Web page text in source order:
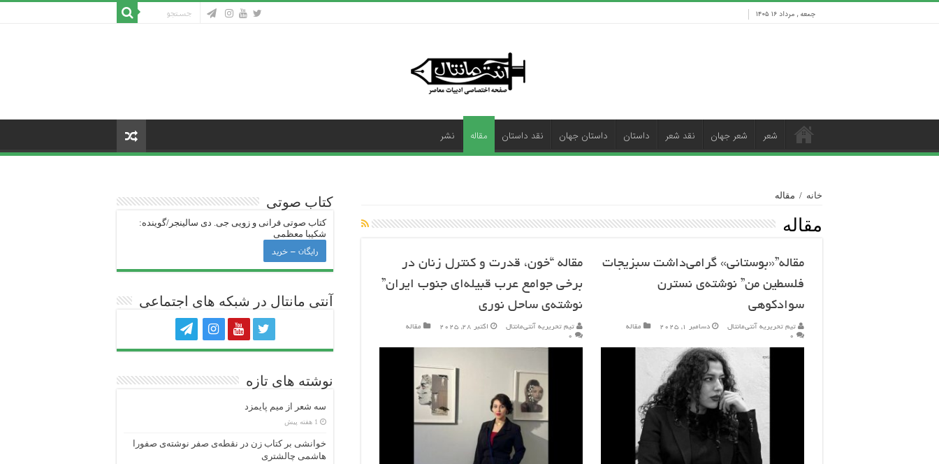
جمعه , مرداد ۱۶ ۱۴۰۵
شعر شعر جهان نقد شعر داستان داستان جهان نقد داستان مقاله نشر
خانه / مقاله
مقاله
مقاله”«بوستانی» گرامی‌داشت سبزیجات
فلسطین من” نوشته‌ی نسترن
سوادکوهی
تیم تحریریه آنتی‌مانتال دسامبر 1, 2025
مقاله
۰
مقاله “خون، قدرت و کنترل زنان در
برخی جوامع عرب قبیله‌ای جنوب ایران”
نوشته‌ی ساحل نوری
تیم تحریریه آنتی‌مانتال اکتبر 28, 2025
مقاله
۰
کتاب صوتی
کتاب صوتی فرانی و زویی جی‌. دی سالینجر/گوینده:
شکیبا معظمی
رایگان – خرید
آنتی ‌مانتال در شبکه های اجتماعی
نوشته های تازه
سه شعر از میم پایمزد
1 هفته پیش
خوانشی بر کتاب زن در نقطه‌ی صفر نوشته‌ی صفورا
هاشمی چالشتری